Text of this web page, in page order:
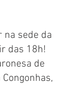
na sede da
das 18h!
de